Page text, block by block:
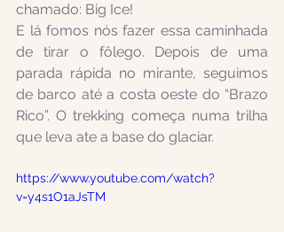
chamado: Big Ice!
E lá fomos nós fazer essa caminhada
de tirar o fôlego. Depois de uma
parada rápida no mirante, seguimos
de barco até a costa oeste do “Brazo
Rico”. O trekking começa numa trilha
que leva ate a base do glaciar.
https://www.youtube.com/watch?
v=y4s1O1aJsTM